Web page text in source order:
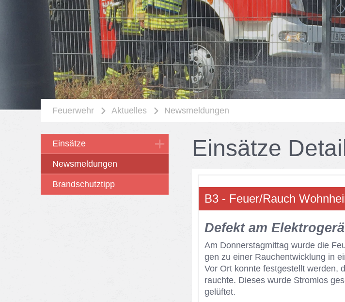
Feuerwehr Aktuelles Newsmeldungen
Einsätze
Newsmeldungen
Brandschutztipp
Ein­sät­ze
B3 - Feu­er/​Rauch
De­fekt am
Am Don­ners­tag­mit­tag wur­de die
gen zu ei­ner Rauch­ent­wick­lung in
Vor Ort konn­te fest­ge­stellt wer­den,
rauch­te. Die­ses wur­de Strom­los
ge­lüf­tet.